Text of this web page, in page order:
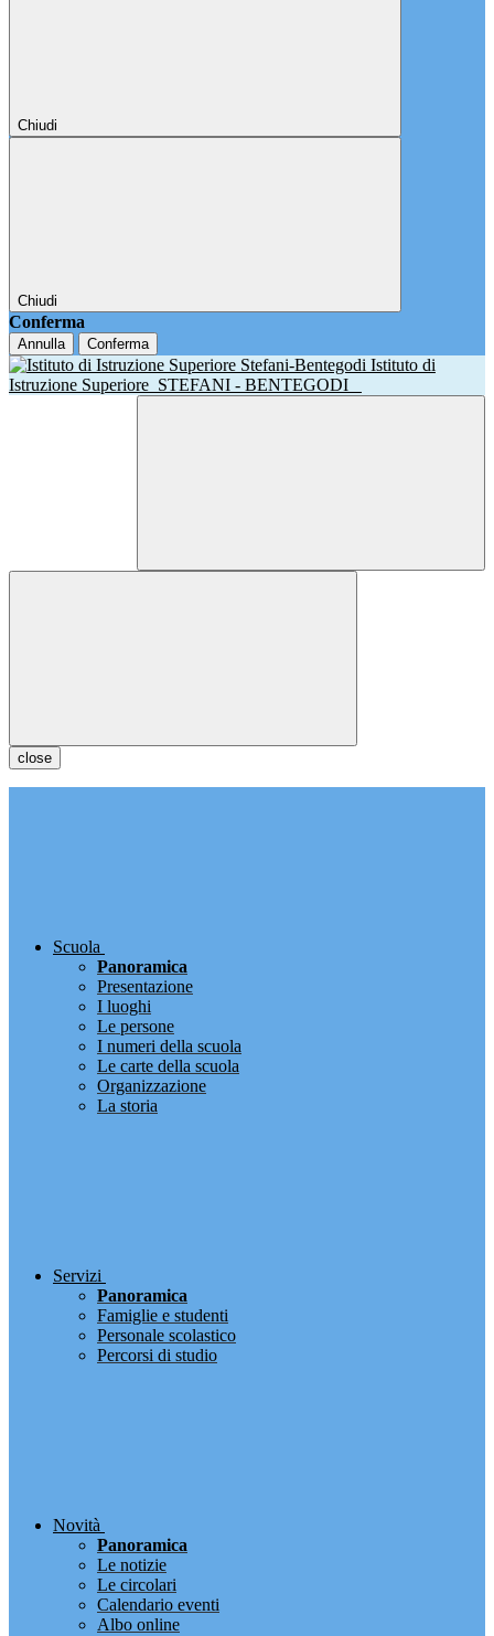
Chiudi
Chiudi
Conferma
Annulla Conferma
Istituto di
Istruzione Superiore STEFANI - BENTEGODI
close
Scuola
Panoramica
Presentazione
I luoghi
Le persone
I numeri della scuola
Le carte della scuola
Organizzazione
La storia
Servizi
Panoramica
Famiglie e studenti
Personale scolastico
Percorsi di studio
Novità
Panoramica
Le notizie
Le circolari
Calendario eventi
Albo online